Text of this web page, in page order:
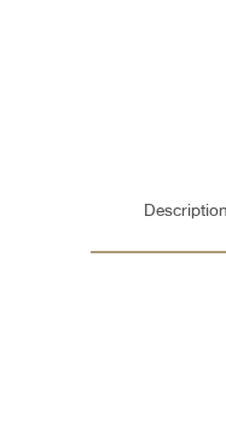
Description